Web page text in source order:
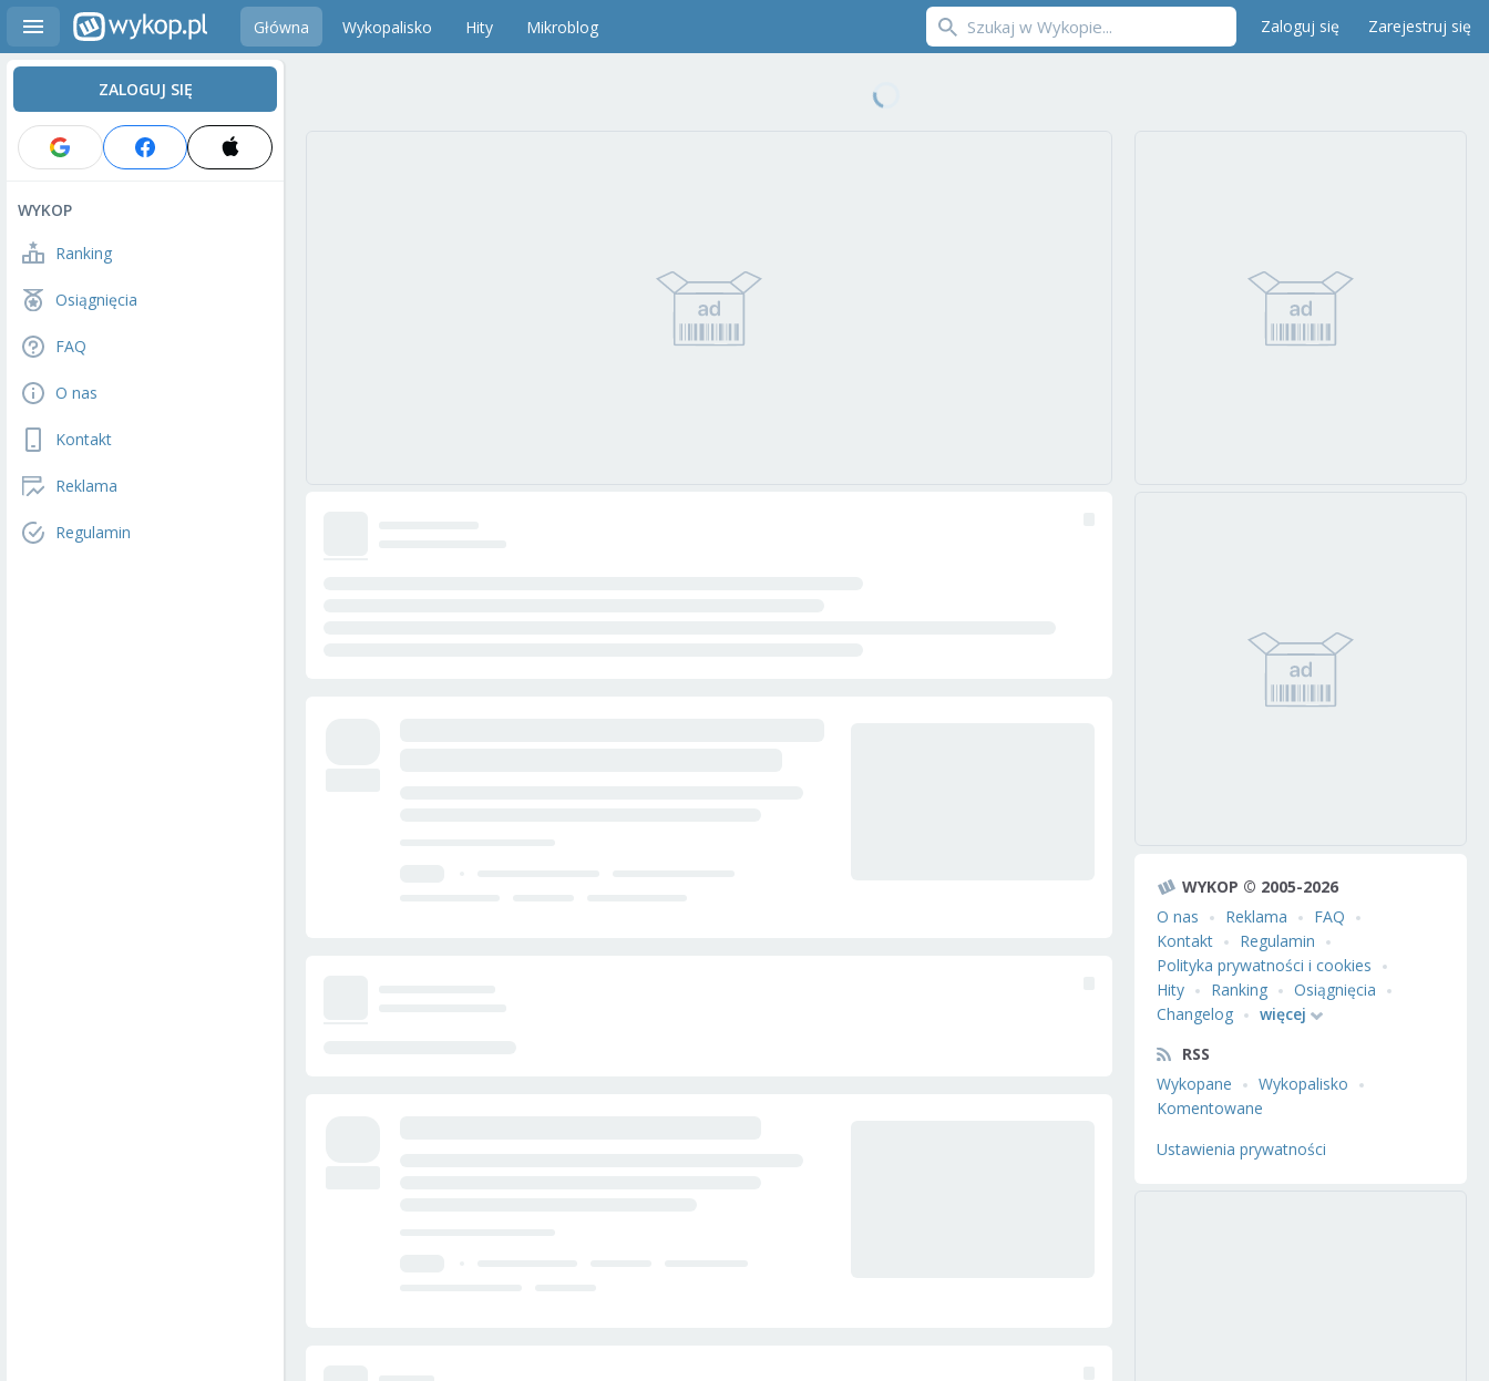
Główna Wykopalisko Hity Mikroblog Zaloguj się Zarejestruj się
ZALOGUJ SIĘ
WYKOP
Ranking
Osiągnięcia
FAQ
O nas
Kontakt
Reklama
Regulamin
WYKOP © 2005-2026
O nas
Reklama
FAQ
Kontakt
Regulamin
Polityka prywatności i cookies
Hity
Ranking
Osiągnięcia
Changelog
więcej
RSS
Wykopane
Wykopalisko
Komentowane
Ustawienia prywatności